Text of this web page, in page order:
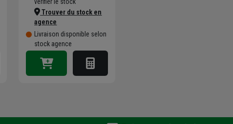
vérifier le stock
Trouver du stock en
agence
Livraison disponible selon
stock agence